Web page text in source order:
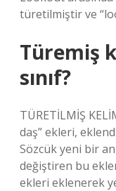
türetilmiştir ve
Türemiş
sınıf?
TÜRETİLMİŞ
daş” ekleri,
Sözcük yeni bir
değiştiren bu
ekleri eklenerek